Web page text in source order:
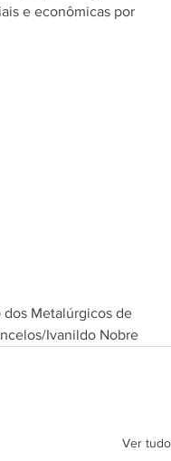
e econômicas por
dos Metalúrgicos de
Ivanildo Nobre
Ver tudo